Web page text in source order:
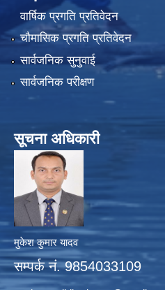
वार्षिक प्रगति प्रतिवेदन
चौमासिक प्रगति प्रतिवेदन
सार्वजनिक सुनुवाई
सार्वजनिक परीक्षण
सूचना अधिकारी
मुकेश कुमार यादव
सम्पर्क नं. 9854033109